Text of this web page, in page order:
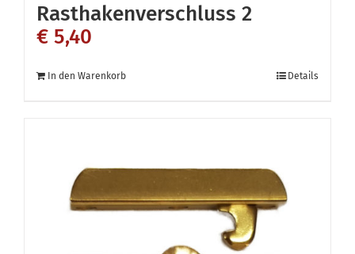
Rasthakenverschluss 2
€ 5,40
In den Warenkorb Details